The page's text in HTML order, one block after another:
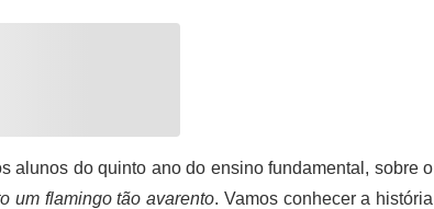
alunos do quinto ano do ensino fundamental, sobre o
um flamingo tão avarento. Vamos conhecer a história